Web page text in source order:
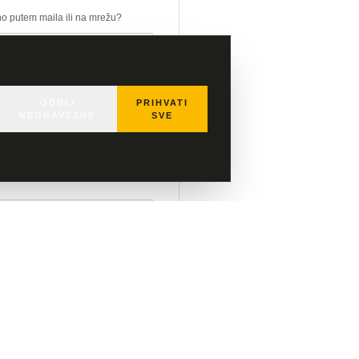
putem maila ili na mrežu?
PRIHVATI
SVE